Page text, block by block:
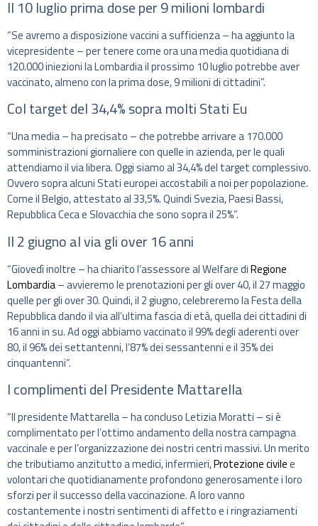
Il 10 luglio prima dose per 9 milioni lombardi
“Se avremo a disposizione vaccini a sufficienza – ha aggiunto la
vicepresidente – per tenere come ora una media quotidiana di
120.000 iniezioni la Lombardia il prossimo 10 luglio potrebbe aver
vaccinato, almeno con la prima dose, 9 milioni di cittadini”.
Col target del 34,4% sopra molti Stati Eu
“Una media – ha precisato – che potrebbe arrivare a 170.000
somministrazioni giornaliere con quelle in azienda, per le quali
attendiamo il via libera. Oggi siamo al 34,4% del target complessivo.
Ovvero sopra alcuni Stati europei accostabili a noi per popolazione.
Come il Belgio, attestato al 33,5%. Quindi Svezia, Paesi Bassi,
Repubblica Ceca e Slovacchia che sono sopra il 25%”.
Il 2 giugno al via gli over 16 anni
“Giovedì inoltre – ha chiarito l’assessore al Welfare diRegione
Lombardia– avvieremo le prenotazioni per gli over 40, il 27 maggio
quelle per gli over 30. Quindi, il 2 giugno, celebreremo la Festa della
Repubblica dando il via all’ultima fascia di età, quella dei cittadini di
16 anni in su. Ad oggi abbiamo vaccinato il 99% degli aderenti over
80, il 96% dei settantenni, l’87% dei sessantenni e il 35% dei
cinquantenni”.
I complimenti del Presidente Mattarella
“Il presidente Mattarella – ha concluso Letizia Moratti – si è
complimentato per l’ottimo andamento della nostra campagna
vaccinale e per l’organizzazione dei nostri centri massivi. Un merito
che tributiamo anzitutto a medici, infermieri,Protezione civilee
volontari che quotidianamente profondono generosamente i loro
sforzi per il successo della vaccinazione. A loro vanno
costantemente i nostri sentimenti di affetto e i ringraziamenti